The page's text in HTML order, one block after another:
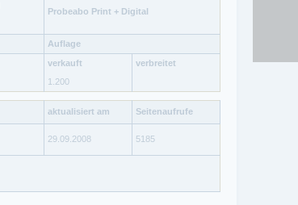
Probeabo Print + Digital
Auflage
verkauft
verbreitet
1.200
aktualisiert am Seitenaufrufe
29.09.2008 5185